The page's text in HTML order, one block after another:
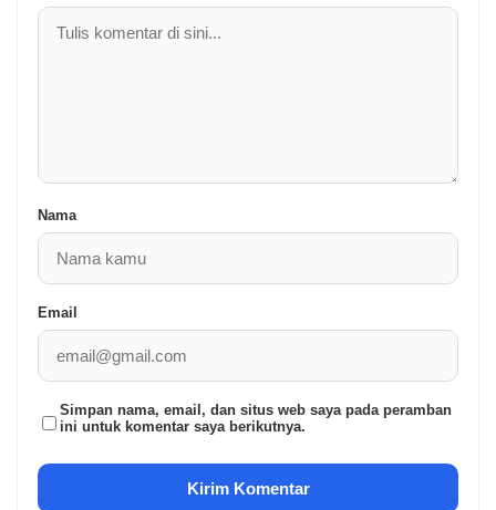
Nama
Email
Simpan nama, email, dan situs web saya pada peramban
ini untuk komentar saya berikutnya.